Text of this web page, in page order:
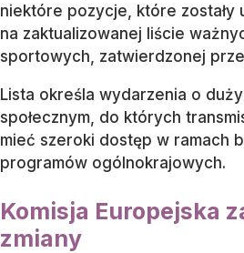
niektóre pozycje, które zostały
na zaktualizowanej liście
sportowych, zatwierdzonej
Lista określa wydarzenia o
społecznym, do których
mieć szeroki dostęp w ramach
programów ogólnokrajowych.
Komisja Europejska
zmiany